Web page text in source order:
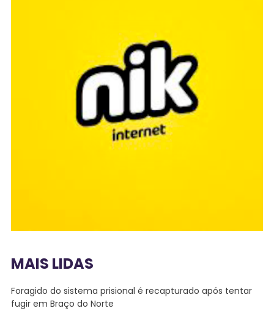
MAIS LIDAS
Foragido do sistema prisional é recapturado após tentar
fugir em Braço do Norte